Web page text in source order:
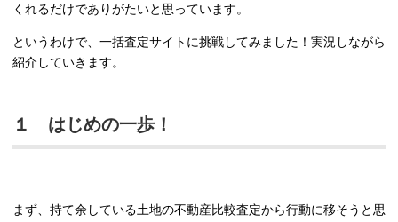
くれるだけでありがたいと思っています。
というわけで、一括査定サイトに挑戦してみました！実況しながら
紹介していきます。
１ はじめの一歩！
まず、持て余している土地の不動産比較査定から行動に移そうと思